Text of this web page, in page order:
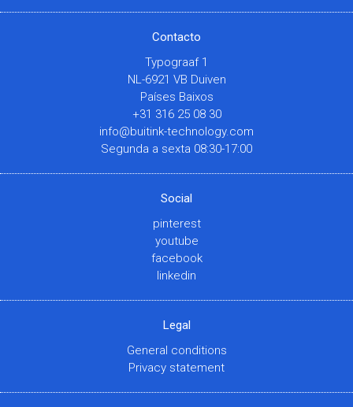
Contacto
Typograaf 1
NL-6921 VB Duiven
Países Baixos
+31 316 25 08 30
info@buitink-technology.com
Segunda a sexta 08:30-17:00
Social
pinterest
youtube
facebook
linkedin
Legal
General conditions
Privacy statement